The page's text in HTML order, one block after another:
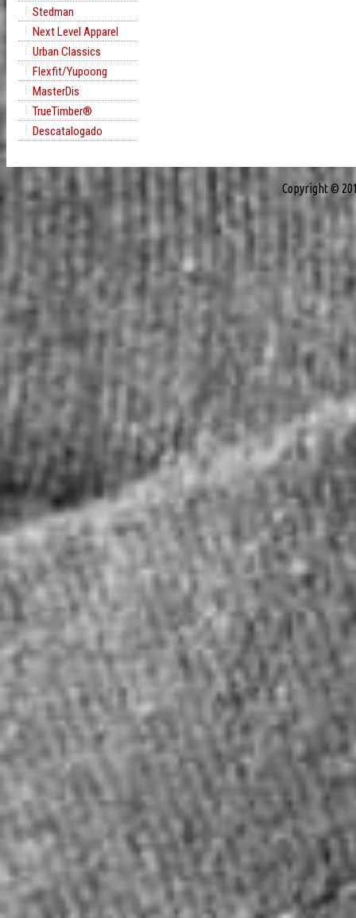
Stedman
Next Level Apparel
Urban Classics
Flexfit/Yupoong
MasterDis
TrueTimber®
Descatalogado
Copyright ©